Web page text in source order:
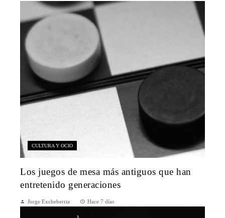
CULTURA Y OCIO
Los juegos de mesa más antiguos que han
entretenido generaciones
Jorge Excheberria Hace 7 días